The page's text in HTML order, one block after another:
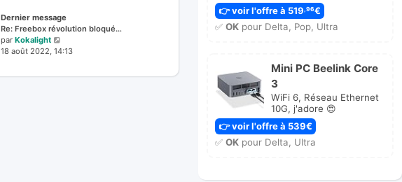
Dernier message
Re: Freebox révolution bloqué…
par Kokalight
le
18 août 2022, 14:13
👉 voir l'offre à 519,96€
✅ OKpour Delta, Pop, Ultra
Mini PC Beelink Core
3
WiFi 6, Réseau Ethernet
10G, j'adore 😍
👉 voir l'offre à 539€
✅ OKpour Delta, Ultra